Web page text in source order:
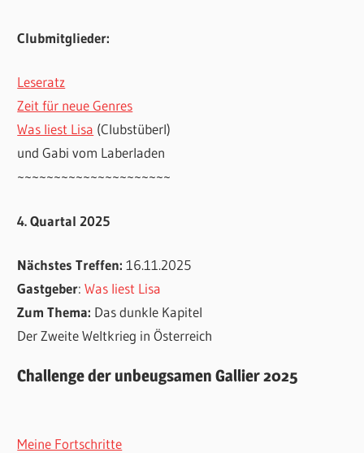
Clubmitglieder:
Leseratz
Zeit für neue Genres
Was liest Lisa (Clubstüberl)
und Gabi vom Laberladen
~~~~~~~~~~~~~~~~~~~~~
4. Quartal 2025
Nächstes Treffen:16.11.2025
Gastgeber:Was liest Lisa
Zum Thema: Das dunkle Kapitel
Der Zweite Weltkrieg in Österreich
Challenge der unbeugsamen Gallier 2025
Meine Fortschritte